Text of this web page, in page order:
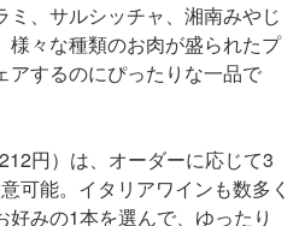
ミ、サルシッチャ、湘南みやじ
様々な種類のお肉が盛られたプ
アするのにぴったりな一品で
円）は、オーダーに応じて3
可能。イタリアワインも数多く
みの1本を選んで、ゆったり